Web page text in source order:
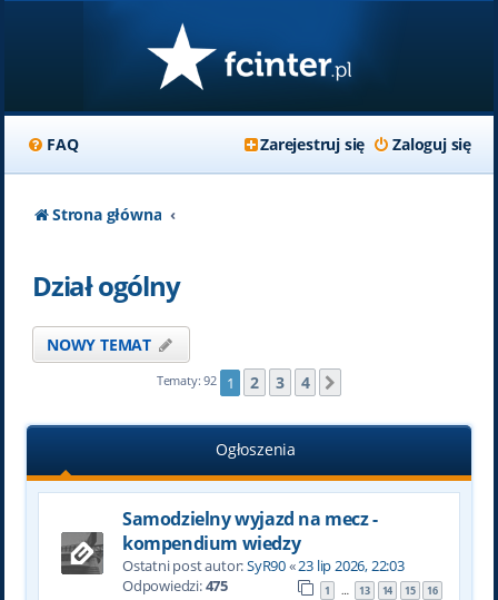
FAQ Zaloguj się
Zarejestruj się
Strona główna
Dział ogólny
NOWY TEMAT
Tematy: 92 1 2 3 4
Ogłoszenia
Samodzielny wyjazd na mecz -
kompendium wiedzy
Ostatni post autor:SyR90«23 lip 2026, 22:03
Odpowiedzi:475 1 … 13 14 15 16